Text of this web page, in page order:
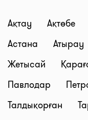
Ақтау Ақтөбе
Астана
Атырау
Жетысай
Павлодар
Талдықорған